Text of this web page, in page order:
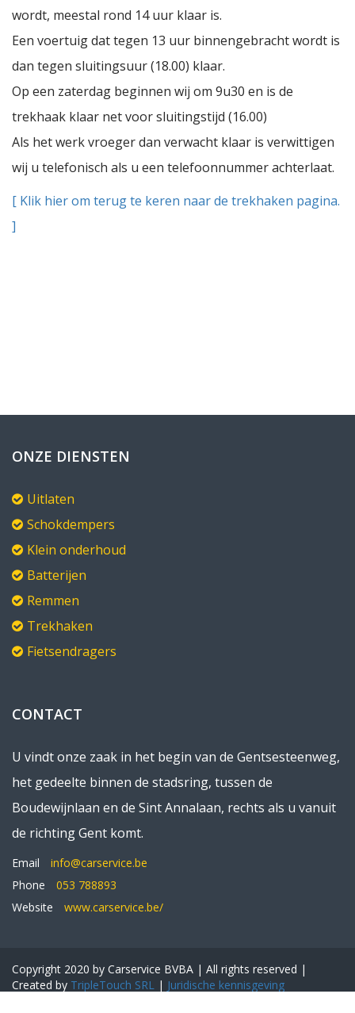
wordt, meestal rond 14 uur klaar is.
Een voertuig dat tegen 13 uur binnengebracht wordt is
dan tegen sluitingsuur (18.00) klaar.
Op een zaterdag beginnen wij om 9u30 en is de
trekhaak klaar net voor sluitingstijd (16.00)
Als het werk vroeger dan verwacht klaar is verwittigen
wij u telefonisch als u een telefoonnummer achterlaat.
[ Klik hier om terug te keren naar de trekhaken pagina.
]
ONZE DIENSTEN
Uitlaten
Schokdempers
Klein onderhoud
Batterijen
Remmen
Trekhaken
Fietsendragers
CONTACT
U vindt onze zaak in het begin van de Gentsesteenweg,
het gedeelte binnen de stadsring, tussen de
Boudewijnlaan en de Sint Annalaan, rechts als u vanuit
de richting Gent komt.
Email
info@carservice.be
Phone
053 788893
Website
www.carservice.be/
Copyright 2020 by Carservice BVBA | All rights reserved |
Created by TripleTouch SRL | Juridische kennisgeving